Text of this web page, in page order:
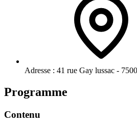
Adresse : 41 rue Gay lussac -
Programme
Contenu